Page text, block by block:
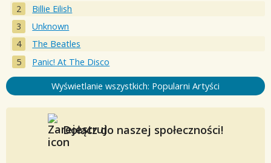
Billie Eilish
Unknown
The Beatles
Panic! At The Disco
Wyświetlanie wszystkich: Popularni Artyści
Dołącz do naszej społeczności!